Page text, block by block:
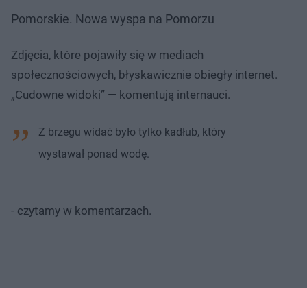
Pomorskie. Nowa wyspa na Pomorzu
Zdjęcia, które pojawiły się w mediach
społecznościowych, błyskawicznie obiegły internet.
„Cudowne widoki” — komentują internauci.
Z brzegu widać było tylko kadłub, który
wystawał ponad wodę.
- czytamy w komentarzach.